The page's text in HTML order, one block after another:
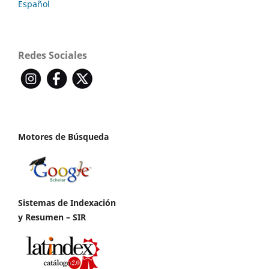
Español
Redes Sociales
Motores de Búsqueda
Sistemas de Indexación
y Resumen – SIR